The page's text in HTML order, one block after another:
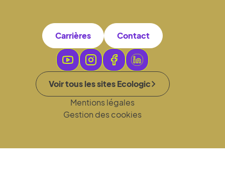
Carrières Contact
Voir tous les sites Ecologic
Mentions légales
Gestion des cookies